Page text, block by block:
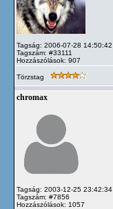
Tagság: 2006-07-28 14:50:42
Tagszám: #33111
Hozzászólások: 907
Törzstag
chromax
Tagság: 2003-12-25 23:42:34
Tagszám: #7856
Hozzászólások: 1057